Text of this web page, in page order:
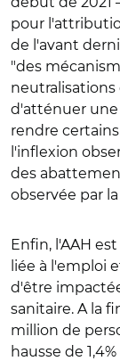
pour
de l'avant
"des
d'atténuer une
rendre
l'inflexion
des
observée par la
Enfin, l'AAH
liée à l'emploi
d'être
sanitaire. A la
million de
hausse de